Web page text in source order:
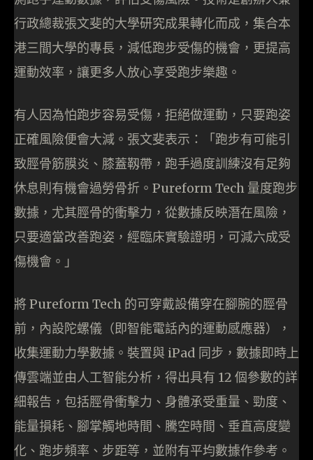
行政總裁張文斐的大學研究成果轉化而成，集合本
港三間大學的專長，減低跑步受傷的機會，更提高
運動效率，讓更多人放心享受跑步樂趣。
有人因為怕跑步容易受傷，拒絕做運動，只要跑姿
正確風險便會大減。張文斐表示：「跑步有可能引
致脛骨筋膜炎、膝蓋靱帶，跑手過度訓練沒有足夠
休息則有機會過勞骨折。Pureform Tech 量度跑步
數據，尤其脛骨的衝擊力，從數據反映潛在風險，
只要適當改善跑姿，經臨床實驗證明，可減六成受
傷機會。」
將 Pureform Tech 的可穿戴設備穿在腳腕的脛骨
前，內設陀螺儀（即智能電話內的運動感應器），
收集運動力學數據。裝置與 iPad 同步，數據即時上
傳雲端並由人工智能分析，得出具有 12 個參數的詳
細報告，包括脛骨衝擊力、身體承受重量、勁度、
能量損耗、腳掌觸地時間、騰空時間、垂直高度變
化、跑步頻率、步距等，並附有平均數據作參考。